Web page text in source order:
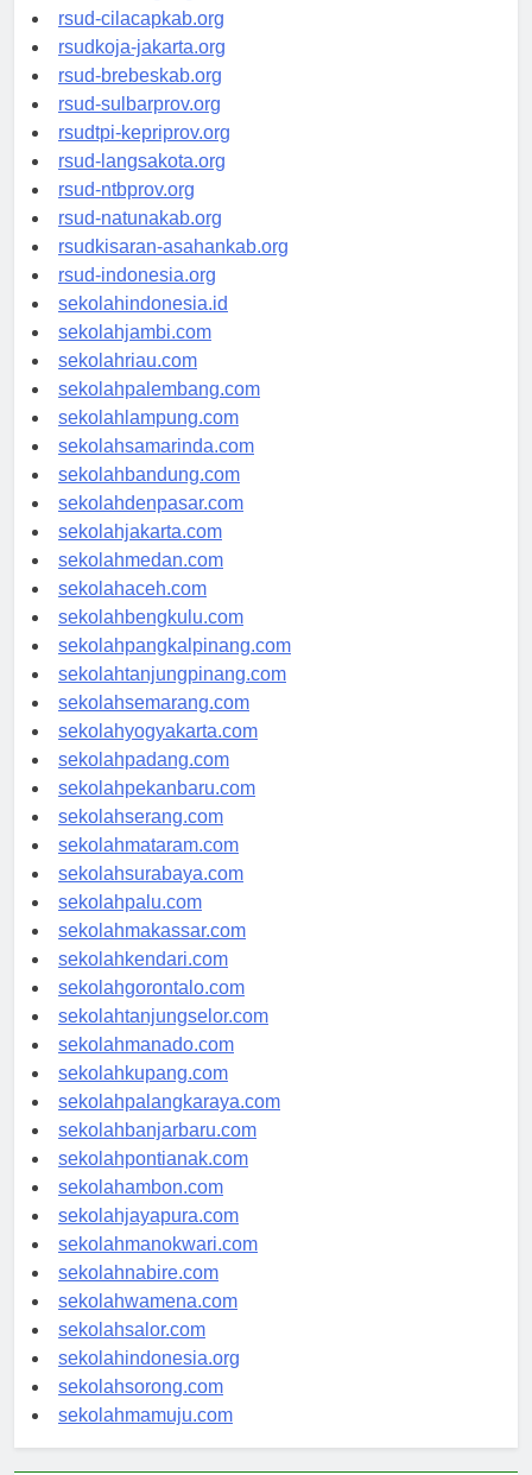
rsud-sintang.org
rsud-cilacapkab.org
rsudkoja-jakarta.org
rsud-brebeskab.org
rsud-sulbarprov.org
rsudtpi-kepriprov.org
rsud-langsakota.org
rsud-ntbprov.org
rsud-natunakab.org
rsudkisaran-asahankab.org
rsud-indonesia.org
sekolahindonesia.id
sekolahjambi.com
sekolahriau.com
sekolahpalembang.com
sekolahlampung.com
sekolahsamarinda.com
sekolahbandung.com
sekolahdenpasar.com
sekolahjakarta.com
sekolahmedan.com
sekolahaceh.com
sekolahbengkulu.com
sekolahpangkalpinang.com
sekolahtanjungpinang.com
sekolahsemarang.com
sekolahyogyakarta.com
sekolahpadang.com
sekolahpekanbaru.com
sekolahserang.com
sekolahmataram.com
sekolahsurabaya.com
sekolahpalu.com
sekolahmakassar.com
sekolahkendari.com
sekolahgorontalo.com
sekolahtanjungselor.com
sekolahmanado.com
sekolahkupang.com
sekolahpalangkaraya.com
sekolahbanjarbaru.com
sekolahpontianak.com
sekolahambon.com
sekolahjayapura.com
sekolahmanokwari.com
sekolahnabire.com
sekolahwamena.com
sekolahsalor.com
sekolahindonesia.org
sekolahsorong.com